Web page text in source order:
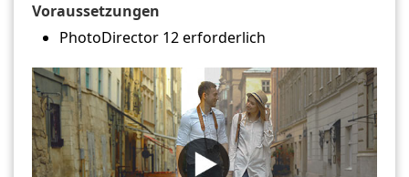
Voraussetzungen
PhotoDirector 12 erforderlich